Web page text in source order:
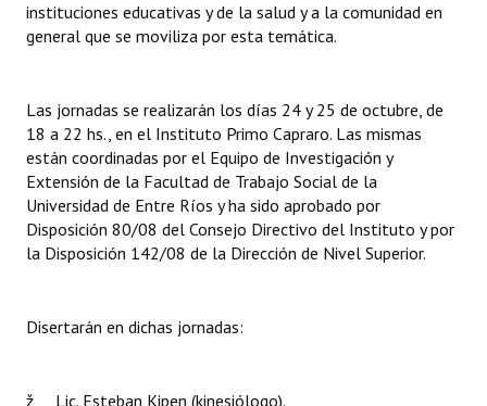
Reconocimientos - Registro
Entrega de distinciones
REFORMA DE LA CARTA ORGÁNICA
instituciones educativas y de la salud y a la comunidad en
general que se moviliza por esta temática.
Las jornadas se realizarán los días 24 y 25 de octubre, de
18 a 22 hs., en el Instituto Primo Capraro. Las mismas
están coordinadas por el Equipo de Investigación y
Extensión de la Facultad de Trabajo Social de la
Universidad de Entre Ríos y ha sido aprobado por
Disposición 80/08 del Consejo Directivo del Instituto y por
la Disposición 142/08 de la Dirección de Nivel Superior.
Disertarán en dichas jornadas:
ž Lic. Esteban Kipen (kinesiólogo).